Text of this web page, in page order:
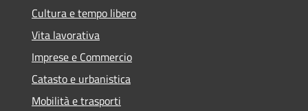
Cultura e tempo libero
Vita lavorativa
Imprese e Commercio
Catasto e urbanistica
Mobilità e trasporti